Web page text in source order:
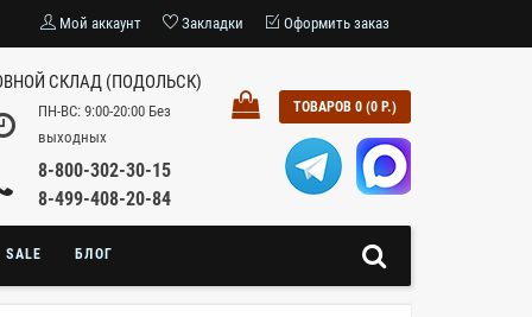
Мой аккаунт Закладки Оформить заказ
СКЛАД (ПОДОЛЬСК)
ПН-ВС: 9:00-20:00 Без
выходных
8-800-302-30-15
8-499-408-20-84
ТОВАРОВ 0 (0 Р.)
SALE БЛОГ